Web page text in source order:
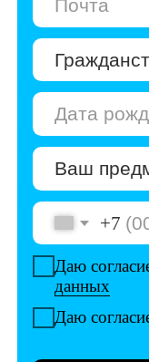
Даю согласие на
Даю согласие на